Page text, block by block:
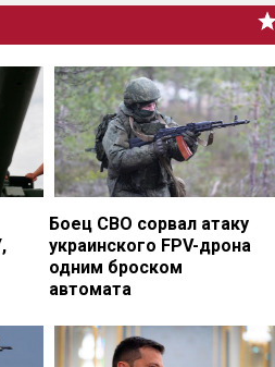
Боец СВО сорвал атаку
украинского FPV-дрона
одним броском
автомата